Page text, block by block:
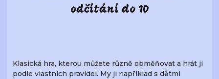
odčítání do 10
Klasická hra, kterou můžete různě obměňovat a hrát ji
podle vlastních pravidel. My ji například s dětmi